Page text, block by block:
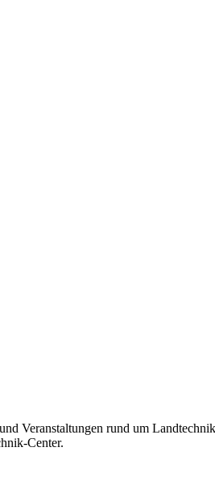
Veranstaltungen rund um Landtechnik
Center.